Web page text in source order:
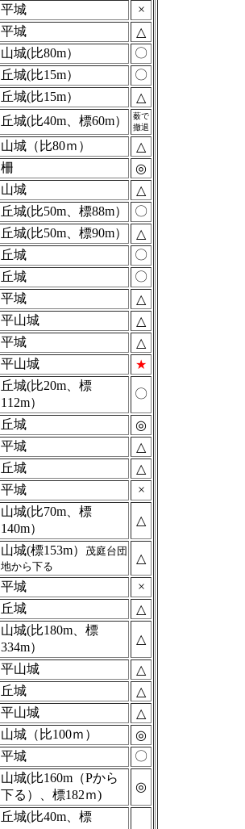
平城
×
平城
△
山城(比80m）
〇
丘城(比15m）
〇
丘城(比15m）
△
丘城(比40m、標60m）
薮で
撤退
山城（比80ｍ）
△
柵
◎
山城
△
丘城(比50m、標88m）
〇
丘城(比50m、標90m）
△
丘城
〇
丘城
〇
平城
△
平山城
△
平城
△
平山城 ★
丘城(比20m、標
112m）
〇
丘城
◎
平城
△
丘城
△
平城 ×
山城(比70m、標
140m）
△
山城(標153m）
茂庭台団
地から下る
△
平城
×
丘城 △
山城(比180m、標
334m）
△
平山城
△
丘城
△
平山城
△
山城（比100ｍ）
◎
平城 〇
山城(比160m（Pから
下る）、標182ｍ)
◎
丘城(比40m、標